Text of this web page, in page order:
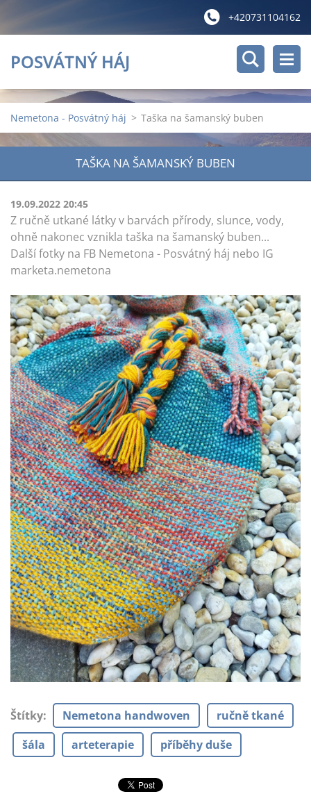
+420731104162
POSVÁTNÝ HÁJ
Nemetona - Posvátný háj > Taška na šamanský buben
TAŠKA NA ŠAMANSKÝ BUBEN
19.09.2022 20:45
Z ručně utkané látky v barvách přírody, slunce, vody,
ohně nakonec vznikla taška na šamanský buben...
Další fotky na FB Nemetona - Posvátný háj nebo IG
marketa.nemetona
Štítky: Nemetona handwoven
ručně tkané
šála
arteterapie příběhy duše